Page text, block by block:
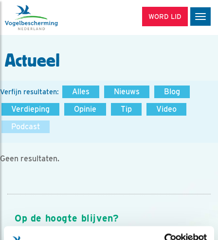
WORD LID
Actueel
Verfijn resultaten: Alles Nieuws
Blog
Verdieping
Opinie Tip
Video
Podcast
Geen resultaten.
Op de hoogte blijven?
Meld je aan en ontvang nieuws, inspiratie, acties en tips